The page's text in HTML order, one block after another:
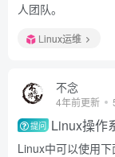
人团队。
Linux运维
不念
4年前更新
提问 Linux操作
Linux中可以使用下